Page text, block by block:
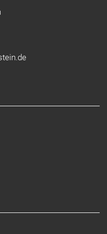
und Effizienz
Fuß zu stabilisieren
/ 30 % Glasfaser